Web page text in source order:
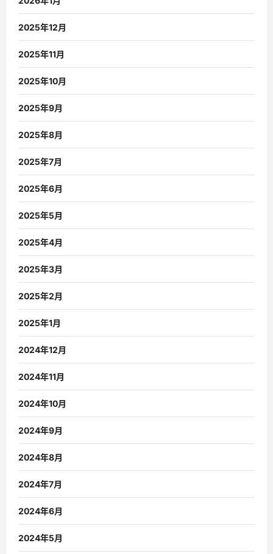
2025年12月
2025年11月
2025年10月
2025年9月
2025年8月
2025年7月
2025年6月
2025年5月
2025年4月
2025年3月
2025年2月
2025年1月
2024年12月
2024年11月
2024年10月
2024年9月
2024年8月
2024年7月
2024年6月
2024年5月